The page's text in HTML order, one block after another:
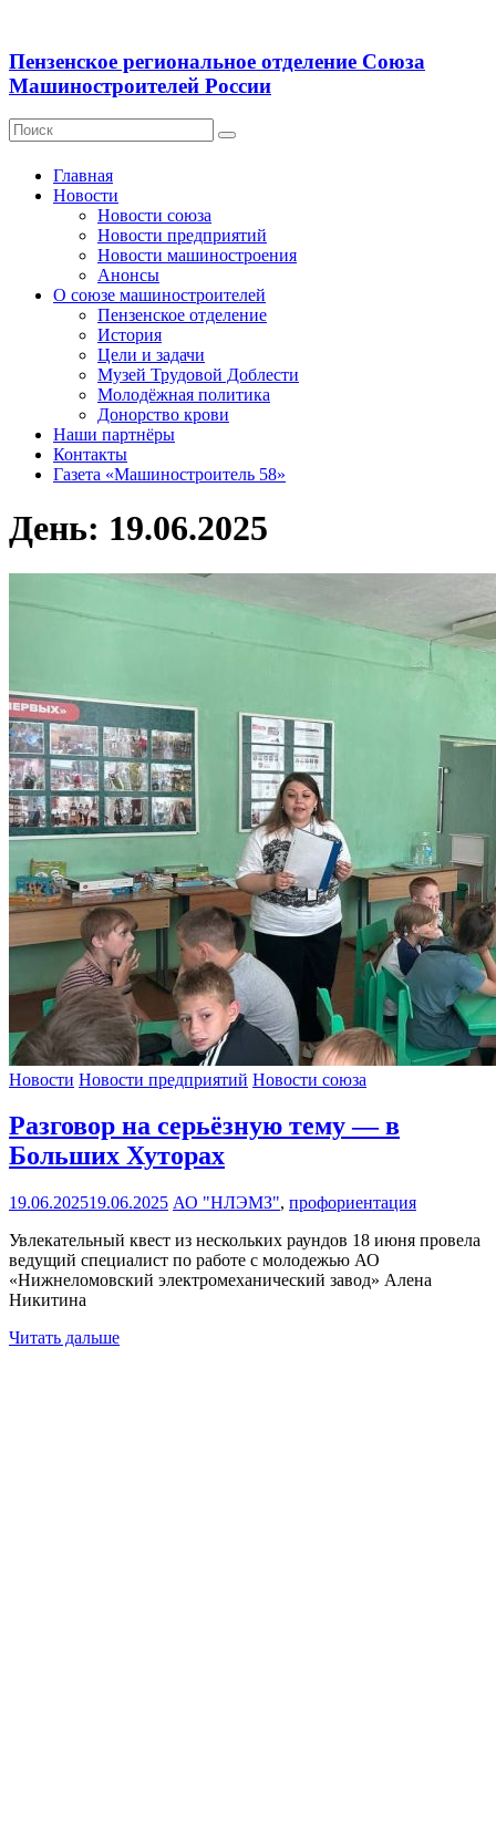
Пензенское региональное отделение Союза
Машиностроителей России
Главная
Новости
Новости союза
Новости предприятий
Новости машиностроения
Анонсы
О союзе машиностроителей
Пензенское отделение
История
Цели и задачи
Музей Трудовой Доблести
Молодёжная политика
Донорство крови
Наши партнёры
Контакты
Газета «Машиностроитель 58»
День: 19.06.2025
Новости Новости предприятий Новости союза
Разговор на серьёзную тему — в
Больших Хуторах
19.06.202519.06.2025 АО "НЛЭМЗ", профориентация
Увлекательный квест из нескольких раундов 18 июня провела
ведущий специалист по работе с молодежью АО
«Нижнеломовский электромеханический завод» Алена
Никитина
Читать дальше